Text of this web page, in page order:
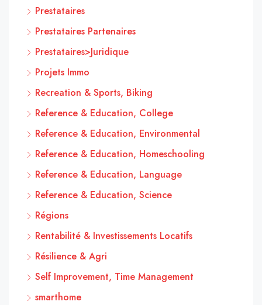
Prestataires
Prestataires Partenaires
Prestataires>Juridique
Projets Immo
Recreation & Sports, Biking
Reference & Education, College
Reference & Education, Environmental
Reference & Education, Homeschooling
Reference & Education, Language
Reference & Education, Science
Régions
Rentabilité & Investissements Locatifs
Résilience & Agri
Self Improvement, Time Management
smarthome